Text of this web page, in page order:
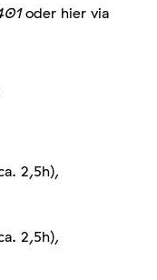
oder hier via
2,5h),
2,5h),